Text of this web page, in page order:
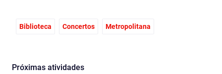
Biblioteca Concertos Metropolitana
Próximas atividades